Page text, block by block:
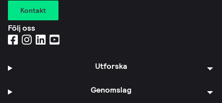
Kontakt
Följ oss
Utforska
Genomslag